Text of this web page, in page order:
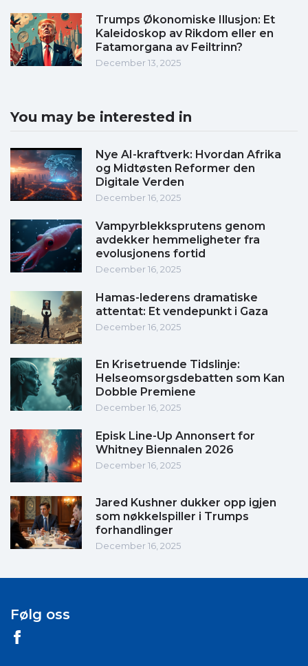
Trumps Økonomiske Illusjon: Et
Kaleidoskop av Rikdom eller en
Fatamorgana av Feiltrinn?
December 13, 2025
You may be interested in
Nye AI-kraftverk: Hvordan Afrika
og Midtøsten Reformer den
Digitale Verden
December 16, 2025
Vampyrblekksprutens genom
avdekker hemmeligheter fra
evolusjonens fortid
December 16, 2025
Hamas-lederens dramatiske
attentat: Et vendepunkt i Gaza
December 16, 2025
En Krisetruende Tidslinje:
Helseomsorgsdebatten som Kan
Dobble Premiene
December 16, 2025
Episk Line-Up Annonsert for
Whitney Biennalen 2026
December 16, 2025
Jared Kushner dukker opp igjen
som nøkkelspiller i Trumps
forhandlinger
December 16, 2025
Følg oss